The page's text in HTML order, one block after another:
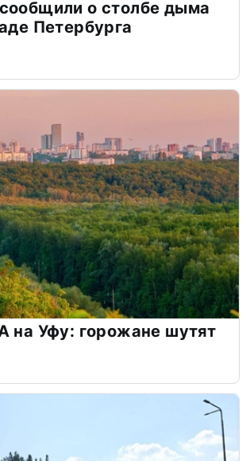
о столбе дыма
Петербурга
на Уфу: горожане шутят